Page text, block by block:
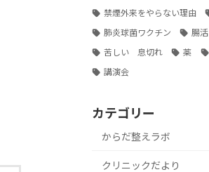
禁煙外来をやらない理由
肺炎球菌ワクチン
腸活
苦しい 息切れ
薬
講演会
カテゴリー
からだ整えラボ
クリニックだより